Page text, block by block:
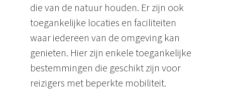
die van de natuur houden. Er zijn ook
toegankelijke locaties en faciliteiten
waar iedereen van de omgeving kan
genieten. Hier zijn enkele toegankelijke
bestemmingen die geschikt zijn voor
reizigers met beperkte mobiliteit.